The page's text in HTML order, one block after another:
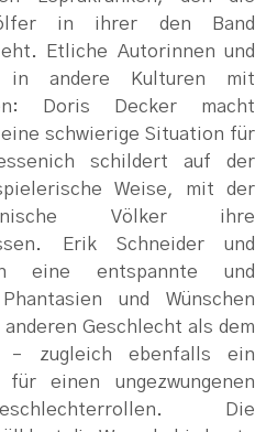
in ihrer den Band
Etliche Autorinnen und
in andere Kulturen mit
Doris Decker macht
schwierige Situation für
schildert auf der
Weise, mit der
Völker ihre
Erik Schneider und
eine entspannte und
und Wünschen
Geschlecht als dem
– zugleich ebenfalls ein
für einen ungezwungenen
Die